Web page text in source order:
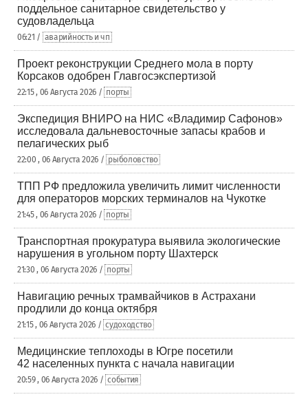
поддельное санитарное свидетельство у
судовладельца
06:21 / аварийность и чп
Проект реконструкции Среднего мола в порту
Корсаков одобрен Главгосэкспертизой
22:15 , 06 Августа 2026 / порты
Экспедиция ВНИРО на НИС «Владимир Сафонов»
исследовала дальневосточные запасы крабов и
пелагических рыб
22:00 , 06 Августа 2026 / рыболовство
ТПП РФ предложила увеличить лимит численности
для операторов морских терминалов на Чукотке
21:45 , 06 Августа 2026 / порты
Транспортная прокуратура выявила экологические
нарушения в угольном порту Шахтерск
21:30 , 06 Августа 2026 / порты
Навигацию речных трамвайчиков в Астрахани
продлили до конца октября
21:15 , 06 Августа 2026 / судоходство
Медицинские теплоходы в Югре посетили
42 населенных пункта с начала навигации
20:59 , 06 Августа 2026 / события